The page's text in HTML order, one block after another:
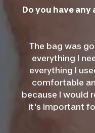
Do you have
The bag was
everything I
everything I
comfortable
because I would
it's important